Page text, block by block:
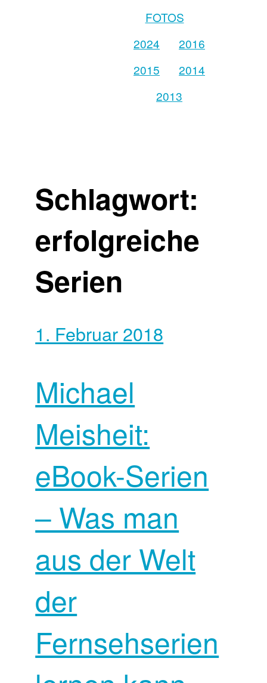
FOTOS
2024
2016
2015
2014
2013
Schlagwort:
erfolgreiche
Serien
1. Februar 2018
Michael
Meisheit:
eBook-Serien
– Was man
aus der Welt
der
Fernsehserien